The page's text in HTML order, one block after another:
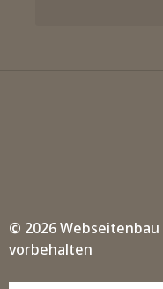
© 2026 Webseitenbau
vorbehalten